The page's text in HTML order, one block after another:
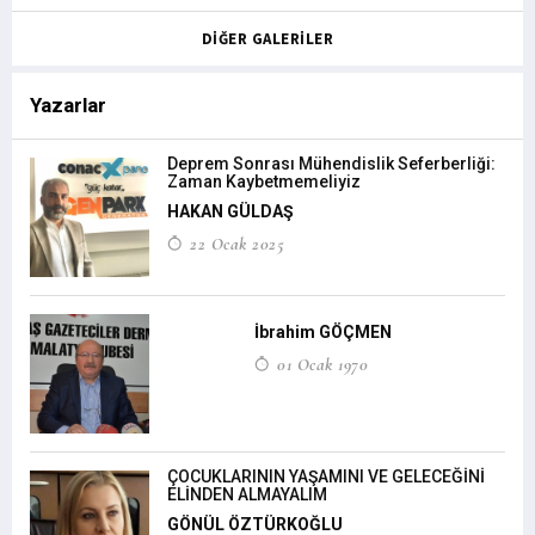
DİĞER GALERİLER
Yazarlar
Deprem Sonrası Mühendislik Seferberliği:
Zaman Kaybetmemeliyiz
HAKAN GÜLDAŞ
22 Ocak 2025
İbrahim GÖÇMEN
01 Ocak 1970
ÇOCUKLARININ YAŞAMINI VE GELECEĞİNİ
ELİNDEN ALMAYALIM
GÖNÜL ÖZTÜRKOĞLU